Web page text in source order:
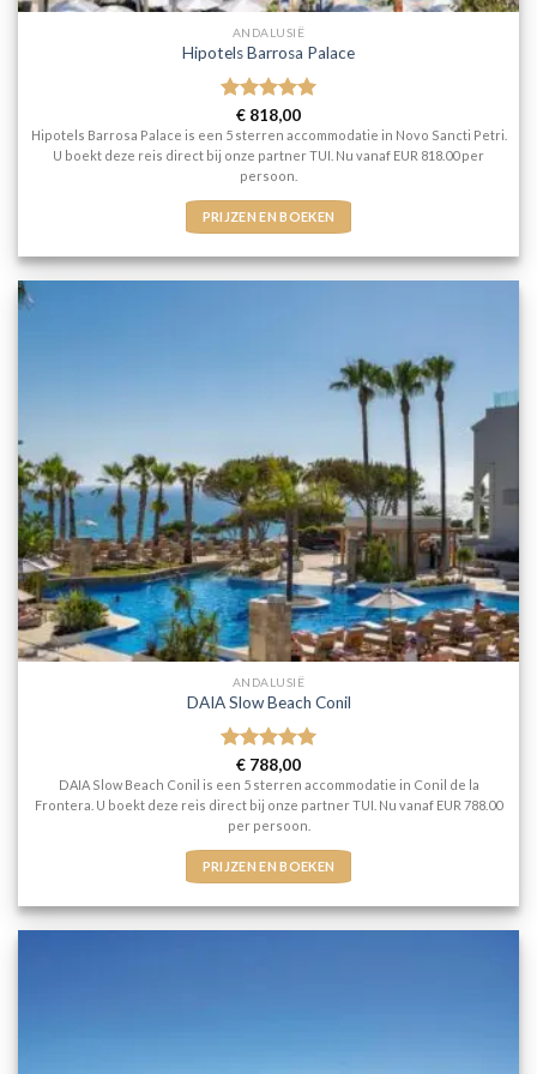
ANDALUSIË
Hipotels Barrosa Palace
Gewaardeerd
5uit 5
€ 818,00
Hipotels Barrosa Palace is een 5 sterren accommodatie in Novo Sancti Petri.
U boekt deze reis direct bij onze partner TUI. Nu vanaf EUR 818.00 per
persoon.
PRIJZEN EN BOEKEN
ANDALUSIË
DAIA Slow Beach Conil
Gewaardeerd
5uit 5
€ 788,00
DAIA Slow Beach Conil is een 5 sterren accommodatie in Conil de la
Frontera. U boekt deze reis direct bij onze partner TUI. Nu vanaf EUR 788.00
per persoon.
PRIJZEN EN BOEKEN